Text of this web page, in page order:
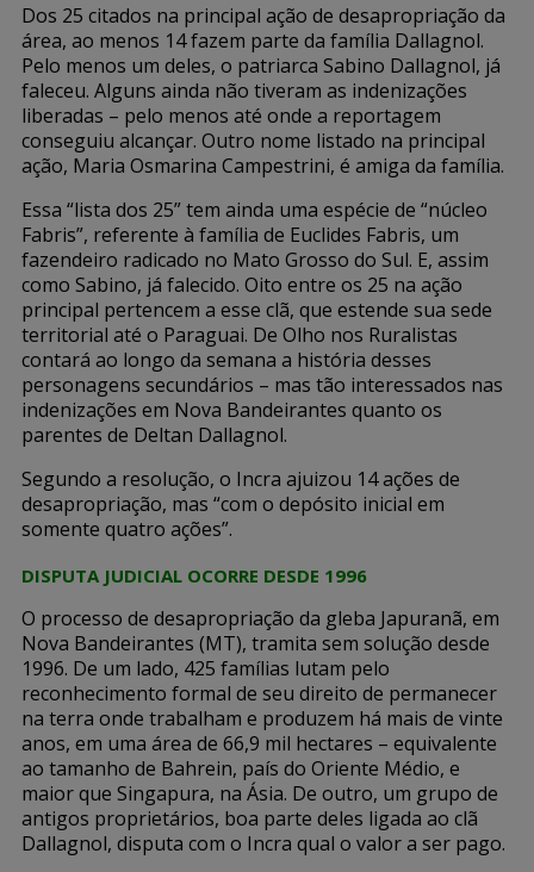
Dos 25 citados na principal ação de desapropriação da
área, ao menos 14 fazem parte da família Dallagnol.
Pelo menos um deles, o patriarca Sabino Dallagnol, já
faleceu. Alguns ainda não tiveram as indenizações
liberadas – pelo menos até onde a reportagem
conseguiu alcançar. Outro nome listado na principal
ação, Maria Osmarina Campestrini, é amiga da família.
Essa “lista dos 25” tem ainda uma espécie de “núcleo
Fabris”, referente à família de Euclides Fabris, um
fazendeiro radicado no Mato Grosso do Sul. E, assim
como Sabino, já falecido. Oito entre os 25 na ação
principal pertencem a esse clã, que estende sua sede
territorial até o Paraguai. De Olho nos Ruralistas
contará ao longo da semana a história desses
personagens secundários – mas tão interessados nas
indenizações em Nova Bandeirantes quanto os
parentes de Deltan Dallagnol.
Segundo a resolução, o Incra ajuizou 14 ações de
desapropriação, mas “com o depósito inicial em
somente quatro ações”.
DISPUTA JUDICIAL OCORRE DESDE 1996
O processo de desapropriação da gleba Japuranã, em
Nova Bandeirantes (MT), tramita sem solução desde
1996. De um lado, 425 famílias lutam pelo
reconhecimento formal de seu direito de permanecer
na terra onde trabalham e produzem há mais de vinte
anos, em uma área de 66,9 mil hectares – equivalente
ao tamanho de Bahrein, país do Oriente Médio, e
maior que Singapura, na Ásia. De outro, um grupo de
antigos proprietários, boa parte deles ligada ao clã
Dallagnol, disputa com o Incra qual o valor a ser pago.